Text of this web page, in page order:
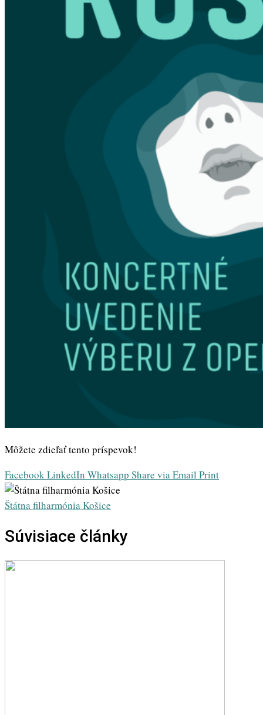
Môžete zdieľať tento príspevok!
FacebookLinkedIn Whatsapp Share via Email Print
Štátna filharmónia Košice
Súvisiace články